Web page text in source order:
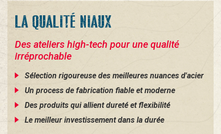
LA QUALITÉ NIAUX
Des ateliers high-tech pour une qualité
irréprochable
Sélection rigoureuse des meilleures nuances d'acier
Un process de fabrication fiable et moderne
Des produits qui allient dureté et flexibilité
Le meilleur investissement dans la durée